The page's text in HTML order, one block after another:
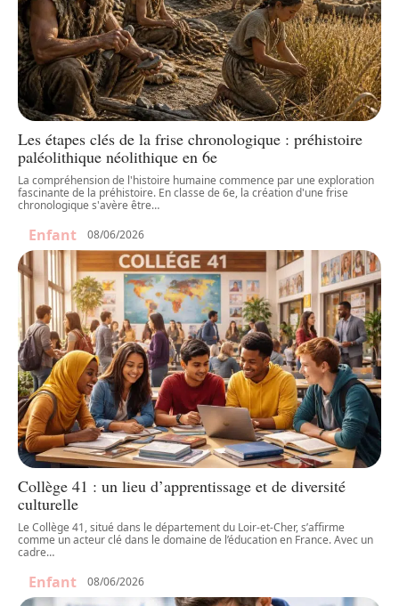
Les étapes clés de la frise chronologique : préhistoire
paléolithique néolithique en 6e
La compréhension de l'histoire humaine commence par une exploration
fascinante de la préhistoire. En classe de 6e, la création d'une frise
chronologique s'avère être…
Enfant 08/06/2026
Collège 41 : un lieu d’apprentissage et de diversité
culturelle
Le Collège 41, situé dans le département du Loir-et-Cher, s’affirme
comme un acteur clé dans le domaine de l’éducation en France. Avec un
cadre…
Enfant 08/06/2026